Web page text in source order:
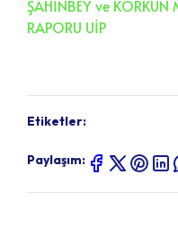
ŞAHİNBEY ve KÖRKÜN
RAPORU UİP
Etiketler:
Paylaşım: